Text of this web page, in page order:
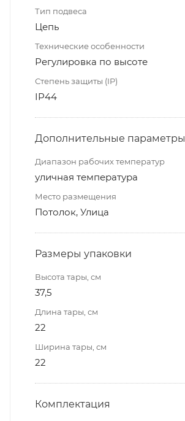
Тип подвеса
Цепь
Технические особенности
Регулировка по высоте
Степень защиты (IP)
IP44
Дополнительные параметры
Диапазон рабочих температур
уличная температура
Место размещения
Потолок, Улица
Размеры упаковки
Высота тары, см
37,5
Длина тары, см
22
Ширина тары, см
22
Комплектация